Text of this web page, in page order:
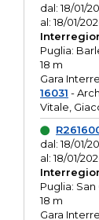
dal: 18/01/
al: 18/01/
Puglia:
18 m
Gara
16031 -
Vitale,
dal: 18/01/
al: 18/01/
Puglia:
18 m
Gara